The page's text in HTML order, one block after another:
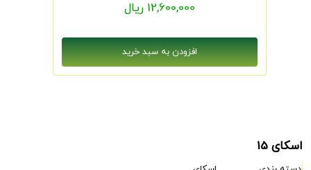
12,600,000 ریال
اسکای 15